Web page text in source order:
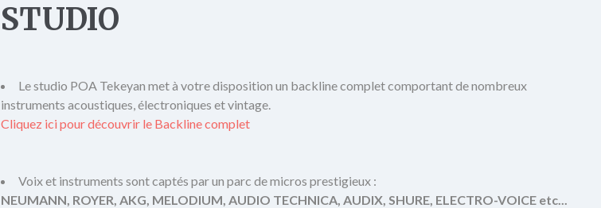
STUDIO
Le studio POA Tekeyan met à votre disposition un backline complet comportant de nombreux
instruments acoustiques, électroniques et vintage.
Cliquez ici pour découvrir le Backline complet
Voix et instruments sont captés par un parc de micros prestigieux :
NEUMANN, ROYER, AKG, MELODIUM, AUDIO TECHNICA, AUDIX, SHURE, ELECTRO-VOICE etc...